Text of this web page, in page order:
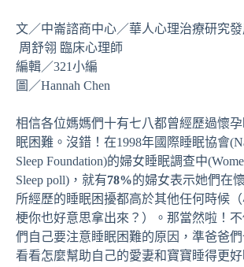
文／中崙諮商中心／華人心理治療研究
周舒翎 臨床心理師
編輯／321小編
圖／Hannah Chen
相信各位媽媽們十有七八都曾經歷過懷
眠困難。沒錯！在1998年國際睡眠協會
Sleep Foundation)的婦女睡眠調查中
Sleep poll)，就有78%的婦女表示她們在
所經歷的睡眠困擾都高於其他任何時候
梗你也好意思拿出來？）。那當然啦！
們自己要注意睡眠困難的原因，準爸爸
看看怎麼幫助自己的愛妻和寶寶睡得更好